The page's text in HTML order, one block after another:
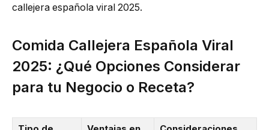
callejera española viral 2025.
Comida Callejera Española Viral
2025: ¿Qué Opciones Considerar
para tu Negocio o Receta?